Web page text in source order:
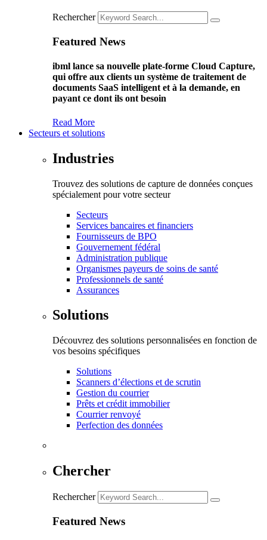
Rechercher
Featured News
ibml lance sa nouvelle plate-forme Cloud Capture,
qui offre aux clients un système de traitement de
documents SaaS intelligent et à la demande, en
payant ce dont ils ont besoin
Read More
Secteurs et solutions
Industries
Trouvez des solutions de capture de données conçues
spécialement pour votre secteur
Secteurs
Services bancaires et financiers
Fournisseurs de BPO
Gouvernement fédéral
Administration publique
Organismes payeurs de soins de santé
Professionnels de santé
Assurances
Solutions
Découvrez des solutions personnalisées en fonction de
vos besoins spécifiques
Solutions
Scanners d’élections et de scrutin
Gestion du courrier
Prêts et crédit immobilier
Courrier renvoyé
Perfection des données
Chercher
Rechercher
Featured News